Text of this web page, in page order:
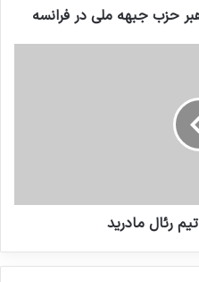
حزب جبهه ملی در فرانسه
رئال مادرید